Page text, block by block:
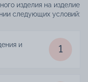
изделия на изделие
следующих условий:
и
1